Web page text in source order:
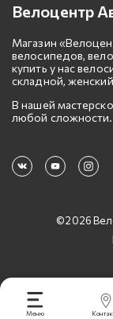
Велоцентр
Магазин
велосипедов,
купить у нас
складной,
В нашей
любой сложности.
©2026
Меню